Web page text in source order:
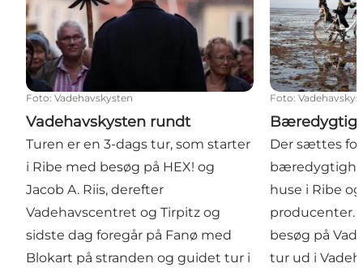
Foto: Vadehavskysten
Vadehavskysten rundt
Turen er en 3-dags tur, som starter
i Ribe med besøg på HEX! og
Jacob A. Riis, derefter
Vadehavscentret og Tirpitz og
sidste dag foregår på Fanø med
Blokart på stranden og guidet tur i
Foto:
Der sættes
huse i Ribe
producenter.
besøg på
tur ud i